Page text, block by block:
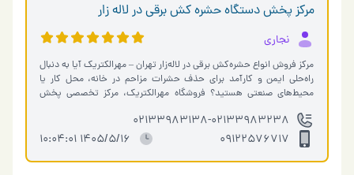
مرکز پخش دستگاه حشره کش برقی در لاله زار
نجاری
مرکز فروش انواع حشره‌کش برقی در لاله‌زار تهران – مهرالکتریک آیا به دنبال
راه‌حلی ایمن و کارآمد برای حذف حشرات مزاحم در خانه، محل کار یا
محیط‌های صنعتی هستید؟ فروشگاه مهرالکتریک، مرکز تخصصی پخش
02133983138-02133983238
09122576717
1405/5/16 10:04:01